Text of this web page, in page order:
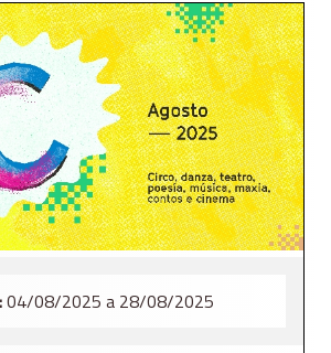
04/08/2025 a 28/08/2025